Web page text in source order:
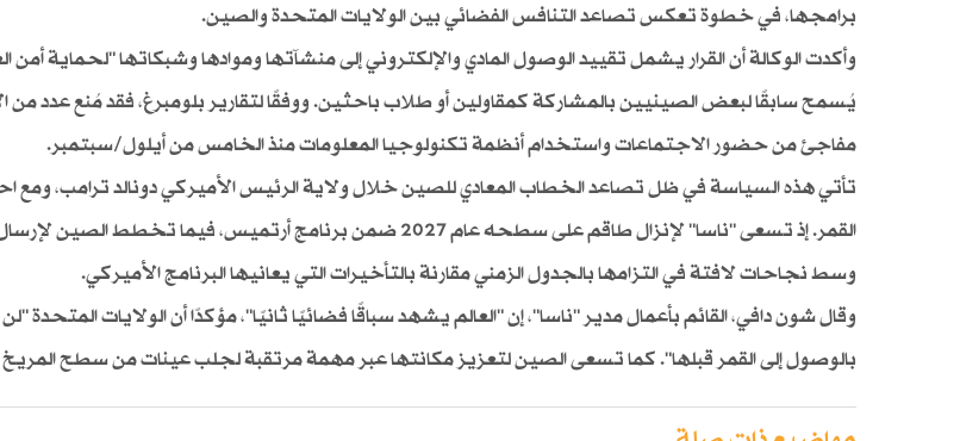
برامجها، في خطوة تعكس تصاعد التنافس الفضائي بين الولايات المتحدة والصين.
وأكدت الوكالة أن القرار يشمل تقييد الوصول المادي والإلكتروني إلى منشآتها وموادها وشبكاتها "لحماية أمن
يُسمح سابقًا لبعض الصينيين بالمشاركة كمقاولين أو طلاب باحثين. ووفقًا لتقارير بلومبرغ، فقد مُنع عدد من
مفاجئ من حضور الاجتماعات واستخدام أنظمة تكنولوجيا المعلومات منذ الخامس من أيلول/سبتمبر.
تأتي هذه السياسة في ظل تصاعد الخطاب المعادي للصين خلال ولاية الرئيس الأميركي دونالد ترامب، ومع
وسط نجاحات لافتة في التزامها بالجدول الزمني مقارنة بالتأخيرات التي يعانيها البرنامج الأميركي.
وقال شون دافي، القائم بأعمال مدير "ناسا"، إن "العالم يشهد سباقًا فضائيًا ثانيًا"، مؤكدًا أن الولايات
بالوصول إلى القمر قبلها". كما تسعى الصين لتعزيز مكانتها عبر مهمة مرتقبة لجلب عينات من سطح المريخ